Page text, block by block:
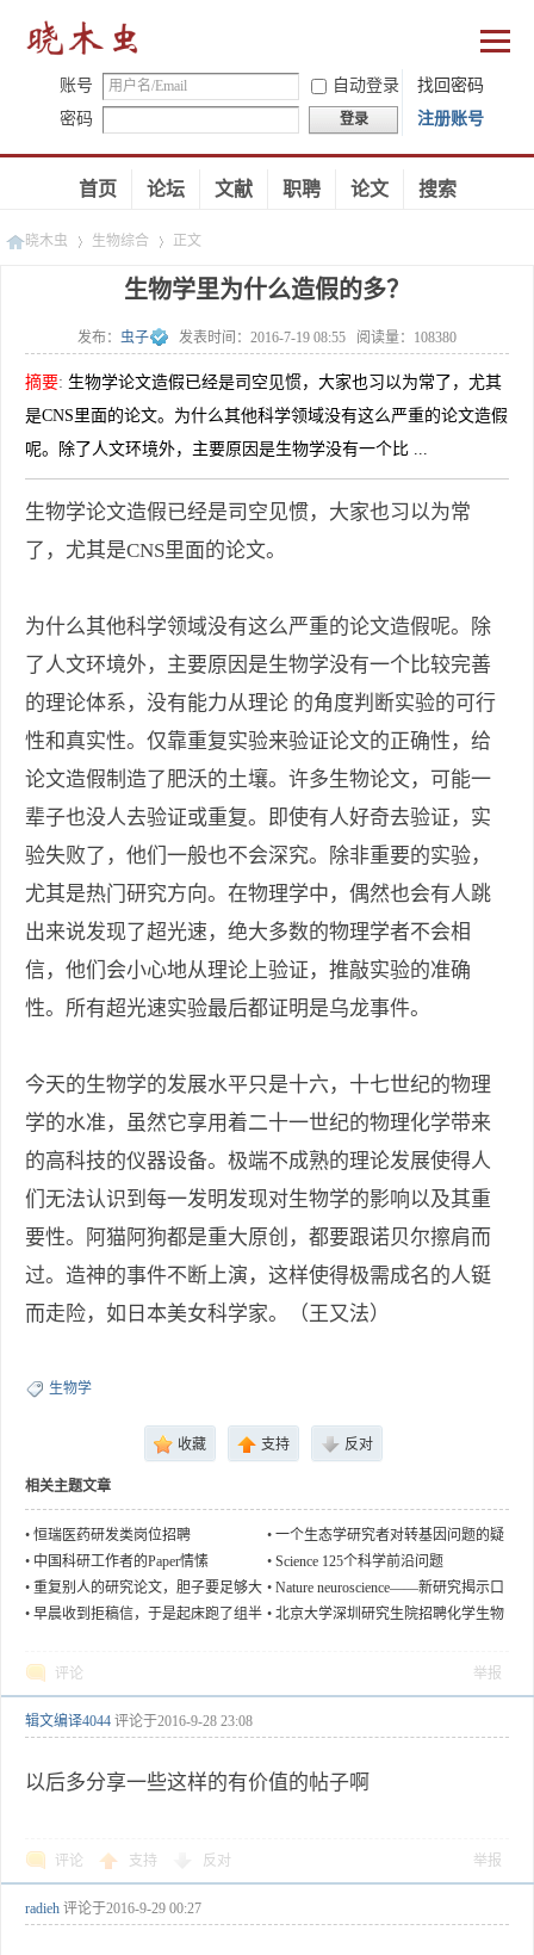
账号 自动登录
找回密码
密码
登录 注册账号
首页 论坛 文献 职聘 论文 搜索
晓木虫 生物综合
»
正文
生物学里为什么造假的多？
发布： 虫子 发表时间： 2016-7-19 08:55 阅读量： 108380
摘要: 生物学论文造假已经是司空见惯，大家也习以为常了，尤其
是CNS里面的论文。为什么其他科学领域没有这么严重的论文造假
呢。除了人文环境外，主要原因是生物学没有一个比 ...
生物学论文造假已经是司空见惯，大家也习以为常
了，尤其是CNS里面的论文。
为什么其他科学领域没有这么严重的论文造假呢。除
了人文环境外，主要原因是生物学没有一个比较完善
的理论体系，没有能力从理论 的角度判断实验的可行
性和真实性。仅靠重复实验来验证论文的正确性，给
论文造假制造了肥沃的土壤。许多生物论文，可能一
辈子也没人去验证或重复。即使有人好奇去验证，实
验失败了，他们一般也不会深究。除非重要的实验，
尤其是热门研究方向。在物理学中，偶然也会有人跳
出来说发现了超光速，绝大多数的物理学者不会相
信，他们会小心地从理论上验证，推敲实验的准确
性。所有超光速实验最后都证明是乌龙事件。
今天的生物学的发展水平只是十六，十七世纪的物理
学的水准，虽然它享用着二十一世纪的物理化学带来
的高科技的仪器设备。极端不成熟的理论发展使得人
们无法认识到每一发明发现对生物学的影响以及其重
要性。阿猫阿狗都是重大原创，都要跟诺贝尔擦肩而
过。造神的事件不断上演，这样使得极需成名的人铤
而走险，如日本美女科学家。（王又法）
生物学
收藏 支持 反对
相关主题文章
• 恒瑞医药研发类岗位招聘 • 一个生态学研究者对转基因问题的疑
问
• 中国科研工作者的Paper情愫 • Science 125个科学前沿问题
• 重复别人的研究论文，胆子要足够大 • Nature neuroscience——新研究揭示口
渴和好盐的神经生物学机制
• 早晨收到拒稿信，于是起床跑了组半 • 北京大学深圳研究生院招聘化学生物
评论 举报
辑文编译4044 评论于2016-9-28 23:08
以后多分享一些这样的有价值的帖子啊
评论 支持 反对 举报
radieh 评论于2016-9-29 00:27